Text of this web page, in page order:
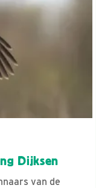
Dijksen
van de